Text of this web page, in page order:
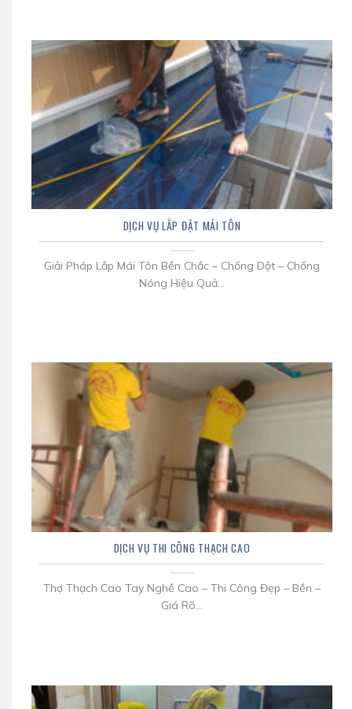
DỊCH VỤ LẮP ĐẶT MÁI TÔN
Giải Pháp Lắp Mái Tôn Bền Chắc – Chống Dột – Chống
Nóng Hiệu Quả...
DỊCH VỤ THI CÔNG THẠCH CAO
Thợ Thạch Cao Tay Nghề Cao – Thi Công Đẹp – Bền –
Giá Rõ...